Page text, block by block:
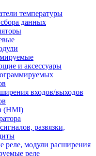
температуры
данных
и аксессуары
входов/выходов
(HMI)
развязки,
реле, модули расширения
реле